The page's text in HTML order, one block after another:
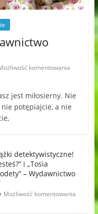
komentowania
jest miłosierny. Nie
potępiajcie, a nie
detektywistyczne!
i „Tosia
– Wydawnictwo
Możliwość komentowania